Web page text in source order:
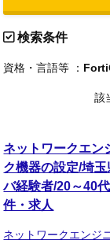
検索条件
資格・言語等 ：
該
ネットワークエン
ク機器の設定/埼
バ経験者/20～40
件・求人
ネットワークエンジ